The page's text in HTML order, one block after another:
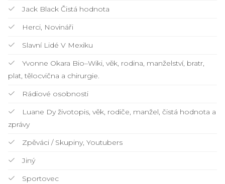
Jack Black Čistá hodnota
Herci, Novináři
Slavní Lidé V Mexiku
Yvonne Okara Bio–Wiki, věk, rodina, manželství, bratr,
plat, tělocvična a chirurgie.
Rádiové osobnosti
Luane Dy životopis, věk, rodiče, manžel, čistá hodnota a
zprávy
Zpěváci / Skupiny, Youtubers
Jiný
Sportovec